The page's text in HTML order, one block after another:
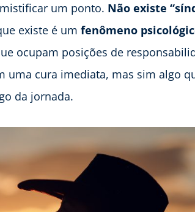
um ponto. Não existe
existe é um fenômeno
ocupam posições de
uma cura imediata, mas sim algo
da jornada.